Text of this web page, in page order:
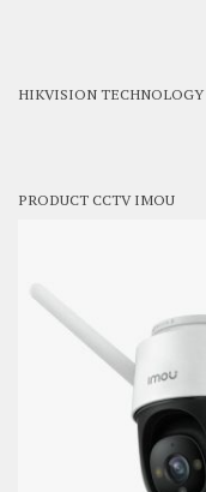
HIKVISION TECHNOLOGY
PRODUCT CCTV IMOU